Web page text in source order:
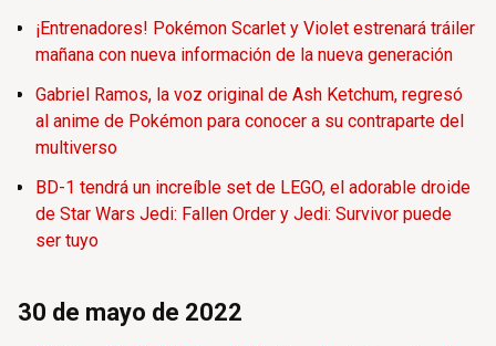
¡Entrenadores! Pokémon Scarlet y Violet estrenará tráiler
mañana con nueva información de la nueva generación
Gabriel Ramos, la voz original de Ash Ketchum, regresó
al anime de Pokémon para conocer a su contraparte del
multiverso
BD-1 tendrá un increíble set de LEGO, el adorable droide
de Star Wars Jedi: Fallen Order y Jedi: Survivor puede
ser tuyo
30 de mayo de 2022